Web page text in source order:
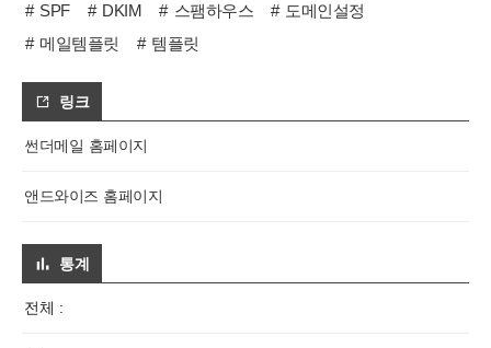
SPF
DKIM 스팸하우스
도메인설정
메일템플릿
템플릿
링크
썬더메일 홈페이지
앤드와이즈 홈페이지
통계
전체 :